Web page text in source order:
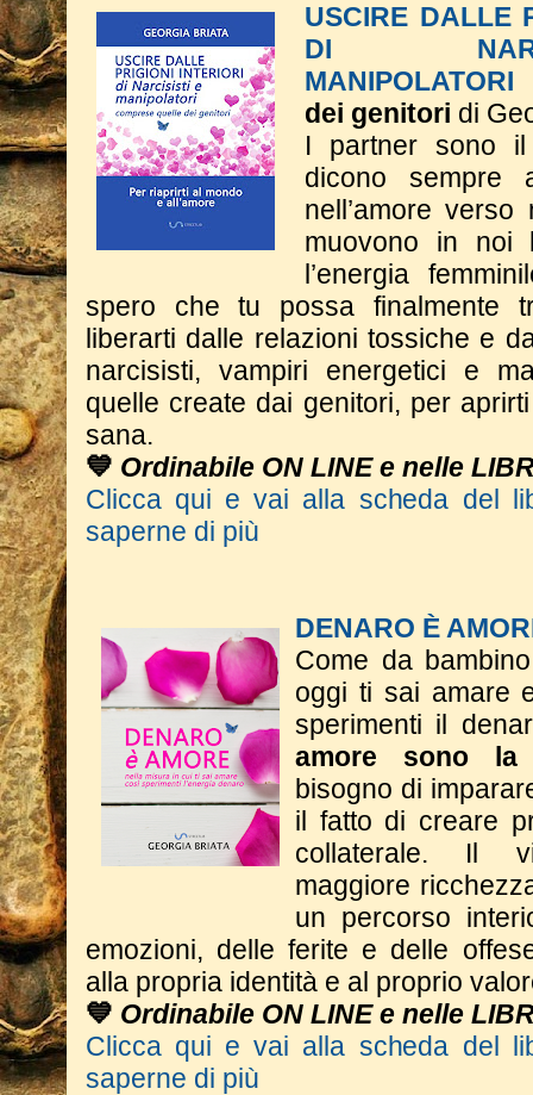
USCIRE DALLE
DI
MANIPOLATORI
dei genitori di
I partner sono
dicono sempre
nell’amore
muovono in noi
l’energia
spero che tu possa finalmente
liberarti dalle relazioni tossiche e
narcisisti, vampiri energetici e
quelle create dai genitori, per
sana.
💙 Ordinabile ON LINE e nelle
Clicca qui e vai alla scheda del
saperne di più
DENARO È
Come da
oggi ti sai amare
sperimenti il
amore sono la
bisogno di
il fatto di creare
collaterale. Il
maggiore
un percorso
emozioni, delle ferite e delle
alla propria identità e al proprio
💙 Ordinabile ON LINE e nelle
Clicca qui e vai alla scheda del
saperne di più